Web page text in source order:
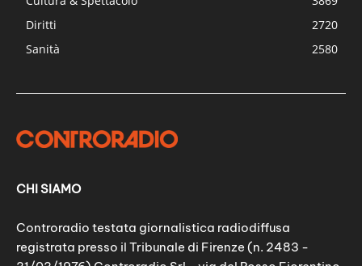
Diritti
2720
Sanità
2580
CHI SIAMO
Controradio testata giornalistica radiodiffusa
registrata presso il Tribunale di Firenze (n. 2483 -